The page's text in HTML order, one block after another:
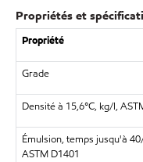
Propriétés et
Propriété
Grade
Densité à 15,6°C, kg/l,
Émulsion, temps jusqu'à
ASTM D1401